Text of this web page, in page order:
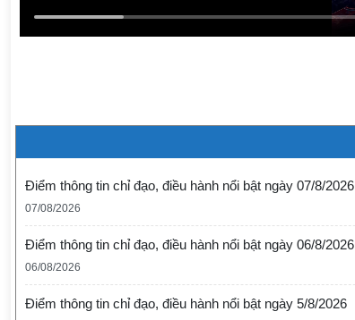
Điểm thông tin chỉ đạo, điều hành nổi bật ngày 07/8/2026
07/08/2026
Điểm thông tin chỉ đạo, điều hành nổi bật ngày 06/8/2026
06/08/2026
Điểm thông tin chỉ đạo, điều hành nổi bật ngày 5/8/2026